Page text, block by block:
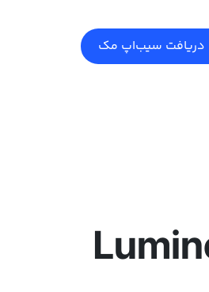
دریافت سیب‌اپ مک